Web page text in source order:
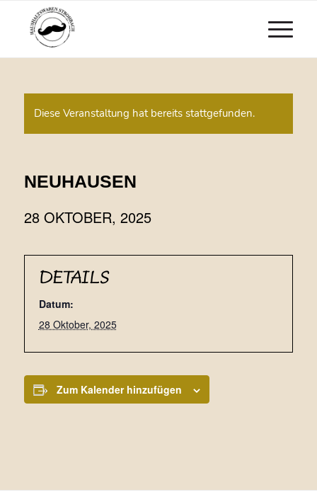
Diese Veranstaltung hat bereits stattgefunden.
NEUHAUSEN
28 OKTOBER, 2025
DETAILS
Datum:
28 Oktober, 2025
Zum Kalender hinzufügen